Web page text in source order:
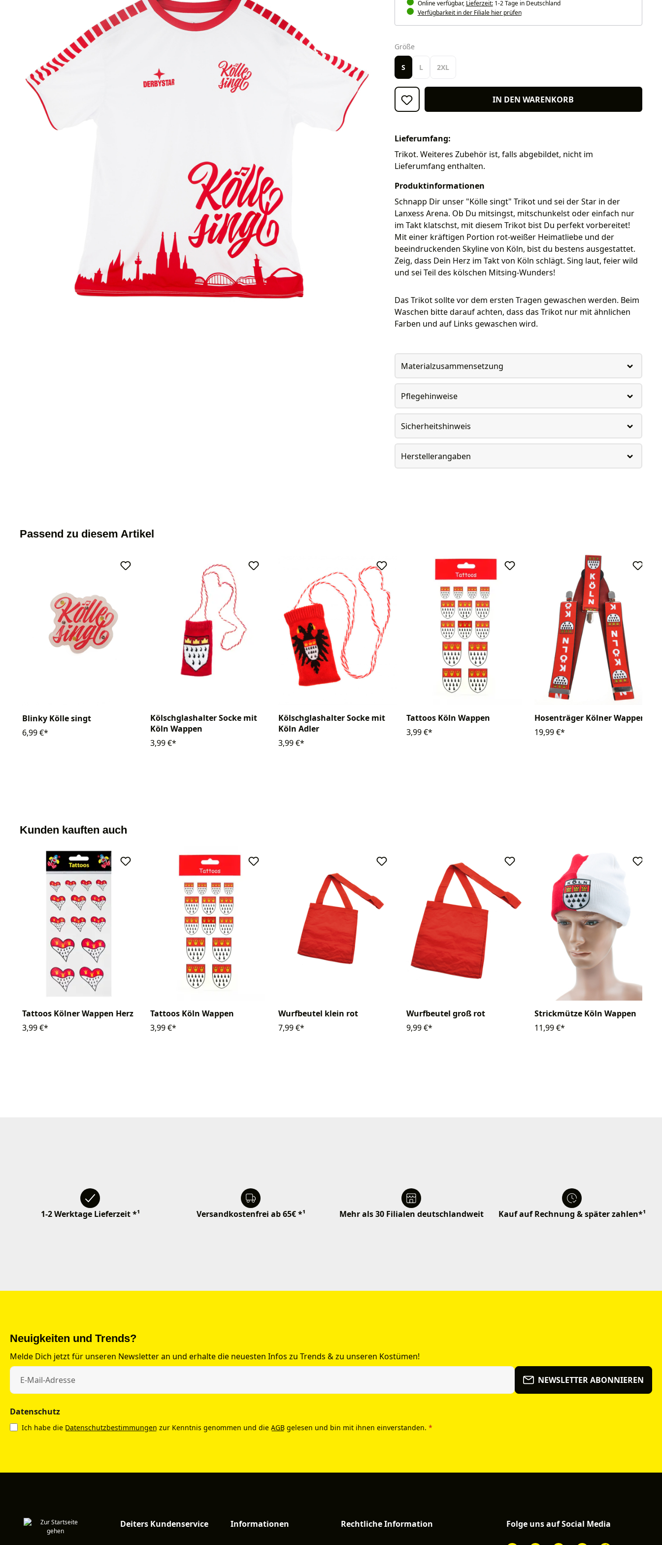
Online verfügbar, Lieferzeit:1-2 Tage in Deutschland
Verfügbarkeit in der Filiale hier prüfen
Größeauswählen
S L 2XL
IN DEN WARENKORB
Lieferumfang:
Trikot. Weiteres Zubehör ist, falls abgebildet, nicht im
Lieferumfang enthalten.
Produktinformationen
Schnapp Dir unser "Kölle singt" Trikot und sei der Star in der
Lanxess Arena. Ob Du mitsingst, mitschunkelst oder einfach nur
im Takt klatschst, mit diesem Trikot bist Du perfekt vorbereitet!
Mit einer kräftigen Portion rot-weißer Heimatliebe und der
beeindruckenden Skyline von Köln, bist du bestens ausgestattet.
Zeig, dass Dein Herz im Takt von Köln schlägt. Sing laut, feier wild
und sei Teil des kölschen Mitsing-Wunders!
Das Trikot sollte vor dem ersten Tragen gewaschen werden. Beim
Waschen bitte darauf achten, dass das Trikot nur mit ähnlichen
Farben und auf Links gewaschen wird.
Materialzusammensetzung
Pflegehinweise
Sicherheitshinweis
Herstellerangaben
Passend zu diesem Artikel
Blinky Kölle singt
6,99 €*
Kölschglashalter Socke mit
Köln Wappen
3,99 €*
Kölschglashalter Socke mit
Köln Adler
3,99 €*
Tattoos Köln Wappen
3,99 €*
Hosenträger Kölner Wappen
19,99 €*
Kunden kauften auch
Tattoos Kölner Wappen Herz
3,99 €*
Tattoos Köln Wappen
3,99 €*
Wurfbeutel klein rot
7,99 €*
Wurfbeutel groß rot
9,99 €*
Strickmütze Köln Wappen
11,99 €*
1-2 Werktage Lieferzeit *¹ Versandkostenfrei ab 65€ *¹ Mehr als 30 Filialen deutschlandweit Kauf auf Rechnung & später zahlen*¹
Neuigkeiten und Trends?
Melde Dich jetzt für unseren Newsletter an und erhalte die neuesten Infos zu Trends & zu unseren Kostümen!
NEWSLETTER ABONNIEREN
Datenschutz
Ich habe die Datenschutzbestimmungen zur Kenntnis genommen und die AGB gelesen und bin mit ihnen einverstanden. *
Deiters Kundenservice Informationen Rechtliche Information Folge uns auf Social Media